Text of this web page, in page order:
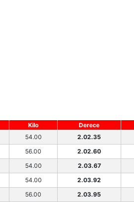
Kilo Derece
54.00 2.02.35
56.00 2.02.60
54.00 2.03.67
54.00 2.03.92
56.00 2.03.95